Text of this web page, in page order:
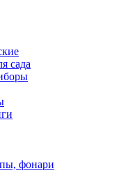
сада
фонари